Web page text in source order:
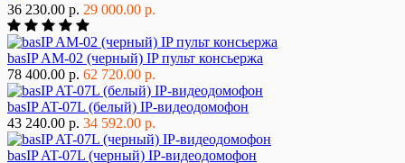
36 230.00 р. 29 000.00 р.
basIP AM-02 (черный) IP пульт консьержа
78 400.00 р. 62 720.00 р.
basIP AT-07L (белый) IP-видеодомофон
43 240.00 р. 34 592.00 р.
basIP AT-07L (черный) IP-видеодомофон